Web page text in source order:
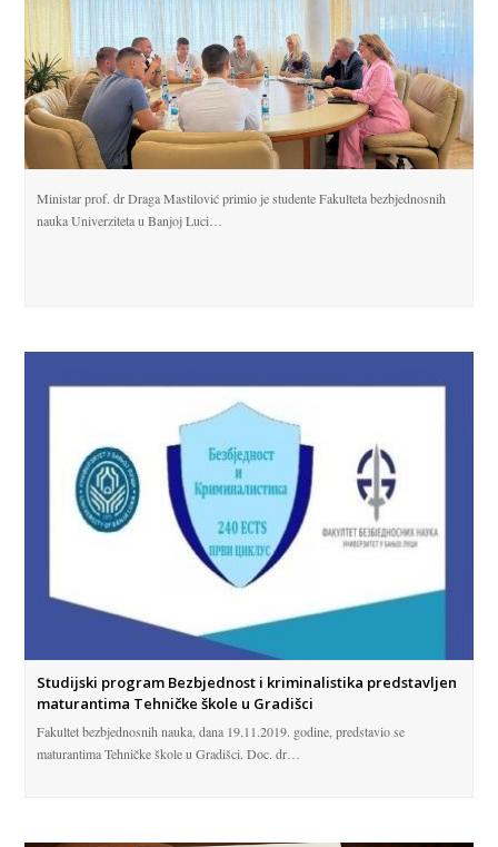
Ministar prof. dr Draga Mastilović primio je studente Fakulteta bezbjednosnih
nauka Univerziteta u Banjoj Luci…
Studijski program Bezbjednost i kriminalistika predstavljen
maturantima Tehničke škole u Gradišci
Fakultet bezbjednosnih nauka, dana 19.11.2019. godine, predstavio se
maturantima Tehničke škole u Gradišci. Doc. dr…